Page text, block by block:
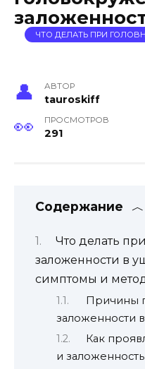
ЧТО ДЕЛАТЬ ПРИ
АВТОР
tauroskiff
ПРОСМОТРОВ
291
Содержание
Что делать
заложенности в
симптомы и
Причины
заложенности
Как
и